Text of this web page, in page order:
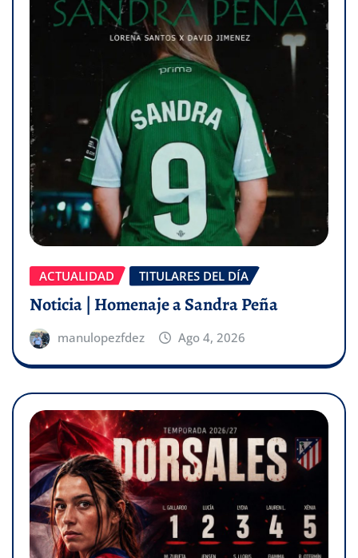
ACTUALIDAD TITULARES DEL DÍA
Noticia | Homenaje a Sandra Peña
manulopezfdez Ago 4, 2026